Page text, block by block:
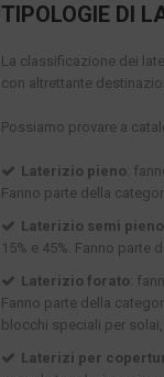
TIPOLOGIE DI
La classificazione dei
con altrettante
Possiamo provare a
Laterizio pieno:
Fanno parte della
Laterizio semi pieno
15% e 45%. Fanno
Laterizio forato:
Fanno parte della
blocchi speciali per
Laterizi per